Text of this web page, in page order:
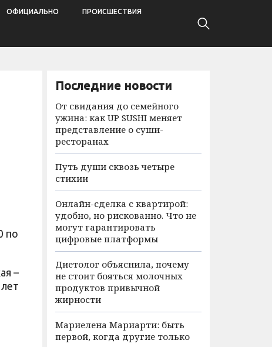
ОФИЦИАЛЬНО ПРОИСШЕСТВИЯ
по
–
Последние новости
От свидания до семейного
ужина: как UP SUSHI меняет
представление о суши-
ресторанах
Путь души сквозь четыре
стихии
Онлайн-сделка с квартирой:
удобно, но рискованно. Что не
могут гарантировать
цифровые платформы
Диетолог объяснила, почему
не стоит бояться молочных
продуктов привычной
жирности
Мариелена Мариарти: быть
первой, когда другие только